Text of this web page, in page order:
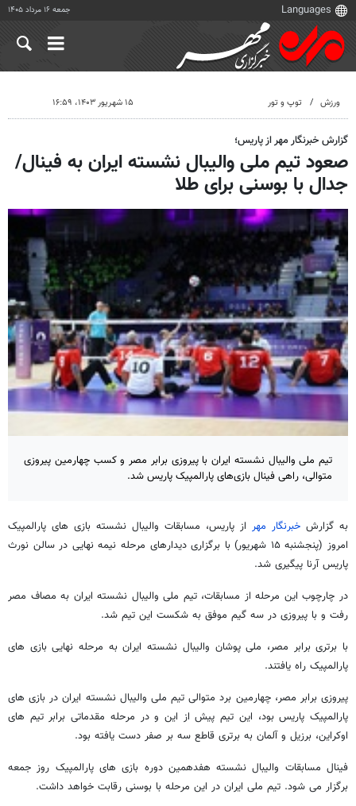
جمعه ۱۶ مرداد ۱۴۰۵
ورزش توپ و تور ۱۵ شهریور ۱۴۰۳، ۱۶:۵۹
گزارش خبرنگار مهر از پاریس؛
صعود تیم ملی والیبال نشسته ایران به فینال/
جدال با بوسنی برای طلا
تیم ملی والیبال نشسته ایران با پیروزی برابر مصر و کسب چهارمین پیروزی
متوالی، راهی فینال بازی‌های پارالمپیک پاریس شد.
به گزارش خبرنگار مهر از پاریس، مسابقات والیبال نشسته بازی های پارالمپیک
امروز (پنجشنبه ۱۵ شهریور) با برگزاری دیدارهای مرحله نیمه نهایی در سالن نورث
پاریس آرنا پیگیری شد.
در چارچوب این مرحله از مسابقات، تیم ملی والیبال نشسته ایران به مصاف مصر
رفت و با پیروزی در سه گیم موفق به شکست این‌ تیم شد.
با برتری برابر مصر، ملی پوشان والیبال نشسته ایران به مرحله نهایی بازی های
پارالمپیک راه یافتند.
پیروزی برابر مصر، چهارمین برد متوالی تیم ملی والیبال نشسته ایران در بازی های
پارالمپیک پاریس بود، این تیم پیش از این و در مرحله مقدماتی برابر تیم های
اوکراین، برزیل و آلمان به برتری قاطع سه بر صفر دست یافته بود.
فینال مسابقات والیبال نشسته هفدهمین دوره بازی های پارالمپیک روز جمعه
برگزار می شود. تیم ملی ایران در این مرحله با بوسنی رقابت خواهد داشت.